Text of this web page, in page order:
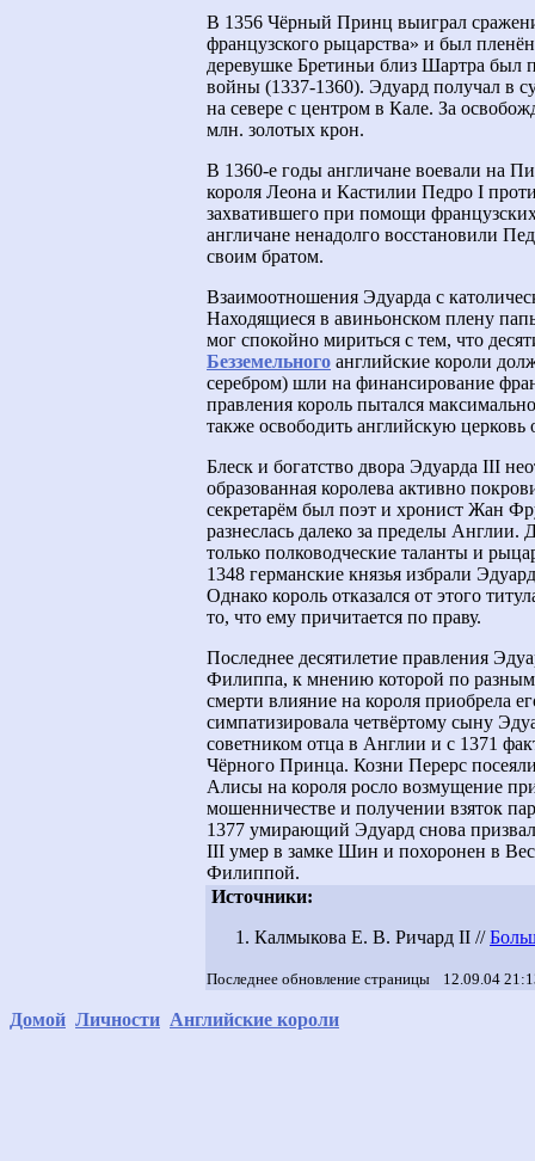
В 1356 Чёрный Принц выиграл
французского рыцарства» и был
деревушке Бретиньи близ Шартра был
войны (1337-1360). Эдуард получал в
на севере с центром в Кале. За
млн. золотых крон.
В 1360-е годы англичане воевали на
короля Леона и Кастилии Педро I
захватившего при помощи
англичане ненадолго восстановили
своим братом.
Взаимоотношения Эдуарда с
Находящиеся в авиньонском плену
мог спокойно мириться с тем, что
Безземельного английские короли
серебром) шли на финансирование
правления король пытался
также освободить английскую
Блеск и богатство двора Эдуарда III
образованная королева активно
секретарём был поэт и хронист Жан
разнеслась далеко за пределы
только полководческие таланты и
1348 германские князья избрали
Однако король отказался от этого
то, что ему причитается по праву.
Последнее десятилетие правления
Филиппа, к мнению которой по
смерти влияние на короля приобрела
симпатизировала четвёртому сыну
советником отца в Англии и с 1371
Чёрного Принца. Козни Перерс
Алисы на короля росло возмущение
мошенничестве и получении взяток
1377 умирающий Эдуард снова
III умер в замке Шин и похоронен в
Филиппой.
Источники:
Калмыкова Е. В. Ричард II //
Последнее обновление страницы 12.09.04
Домой Личности Английские короли